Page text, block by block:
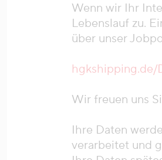
Wenn wir Ihr
Lebenslauf zu.
über unser
hgkshipping.de/
Wir freuen uns
Ihre Daten
verarbeitet und